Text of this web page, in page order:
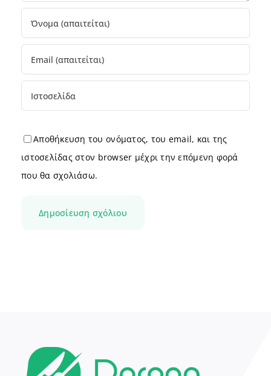
Αποθήκευση του ονόματος, του email, και της
ιστοσελίδας στον browser μέχρι την επόμενη φορά
που θα σχολιάσω.